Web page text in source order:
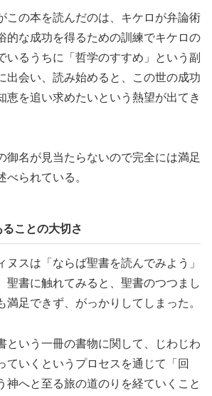
この本を読んだのは、キケロが弁論術
的な成功を得るための訓練でキケロの
いるうちに「哲学のすすめ」という副
出会い、読み始めると、この世の成功
恵を追い求めたいという熱望が出てき
御名が見当たらないので完全には満足
べられている。
ることの大切さ
ヌスは「ならば聖書を読んでみよう」
聖書に触れてみると、聖書のつつまし
満足できず、がっかりしてしまった。
という一冊の書物に関して、じわじわ
ていくというプロセスを通じて「回
神へと至る旅の道のりを経ていくこと